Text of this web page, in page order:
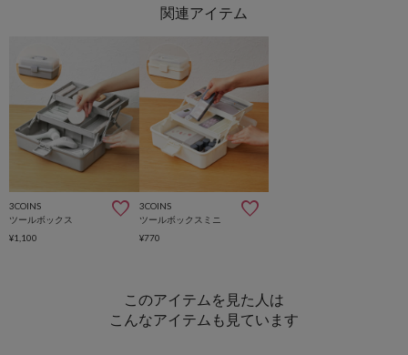
3COINS
ツールボックス
¥1,100
3COINS
ツールボックスミニ
¥770
このアイテムを見た人は
こんなアイテムも見ています